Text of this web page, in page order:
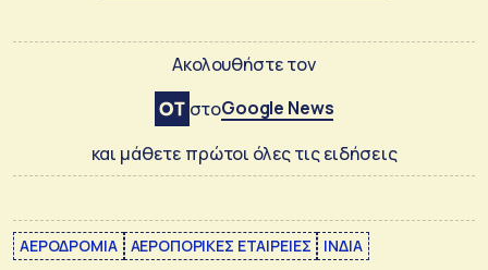
Ακολουθήστε τον
στοGoogle News
και μάθετε πρώτοι όλες τις ειδήσεις
ΑΕΡΟΔΡΟΜΙΑ ΑΕΡΟΠΟΡΙΚΕΣ ΕΤΑΙΡΕΙΕΣ ΙΝΔΙΑ